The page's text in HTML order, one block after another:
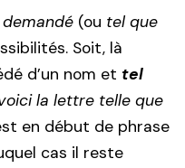
(ou tel que
Soit, là
d’un nom et tel
la lettre telle que
en début de phrase
cas il reste